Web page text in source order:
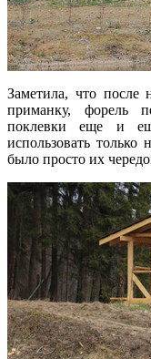
Заметила, что после
приманку, форель
поклевки еще и
использовать
было просто их